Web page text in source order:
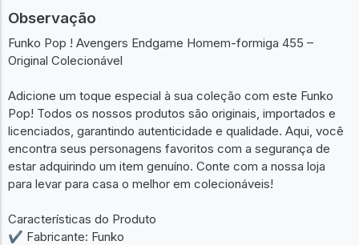
Observação
Funko Pop ! Avengers Endgame Homem-formiga 455 –
Original Colecionável
Adicione um toque especial à sua coleção com este Funko
Pop! Todos os nossos produtos são originais, importados e
licenciados, garantindo autenticidade e qualidade. Aqui, você
encontra seus personagens favoritos com a segurança de
estar adquirindo um item genuíno. Conte com a nossa loja
para levar para casa o melhor em colecionáveis!
Características do Produto
✔ Fabricante: Funko